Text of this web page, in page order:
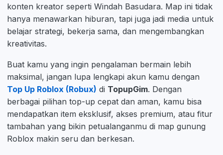
konten kreator seperti Windah Basudara. Map ini tidak
hanya menawarkan hiburan, tapi juga jadi media untuk
belajar strategi, bekerja sama, dan mengembangkan
kreativitas.
Buat kamu yang ingin pengalaman bermain lebih
maksimal, jangan lupa lengkapi akun kamu dengan
Top Up Roblox (Robux) di TopupGim. Dengan
berbagai pilihan top-up cepat dan aman, kamu bisa
mendapatkan item eksklusif, akses premium, atau fitur
tambahan yang bikin petualanganmu di map gunung
Roblox makin seru dan berkesan.